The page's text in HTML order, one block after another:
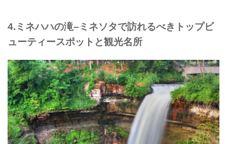
4.ミネハハの滝–ミネソタで訪れるべきトップビ
ューティースポットと観光名所